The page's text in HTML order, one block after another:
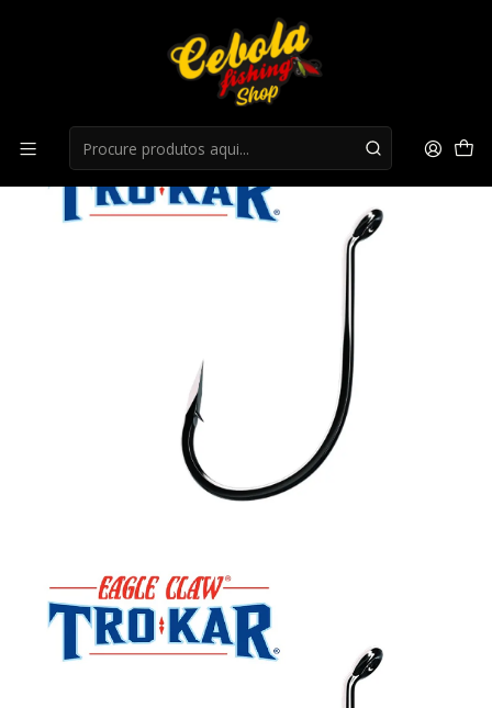
Anzois
Anzois Eagle Claw Trokar Drop Shot Hook Platinum
Chrome 1